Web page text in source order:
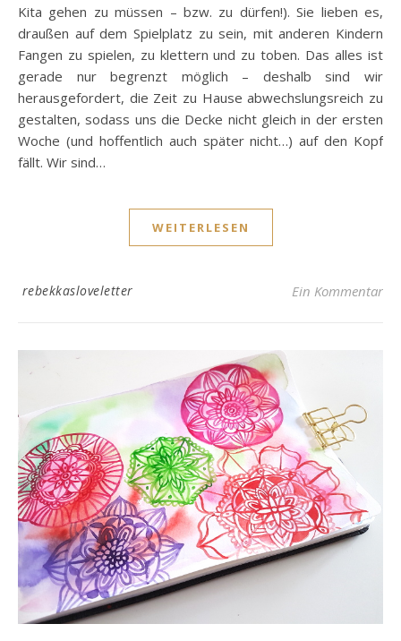
Kita gehen zu müssen – bzw. zu dürfen!). Sie lieben es,
draußen auf dem Spielplatz zu sein, mit anderen Kindern
Fangen zu spielen, zu klettern und zu toben. Das alles ist
gerade nur begrenzt möglich – deshalb sind wir
herausgefordert, die Zeit zu Hause abwechslungsreich zu
gestalten, sodass uns die Decke nicht gleich in der ersten
Woche (und hoffentlich auch später nicht…) auf den Kopf
fällt. Wir sind…
WEITERLESEN
rebekkasloveletter Ein Kommentar